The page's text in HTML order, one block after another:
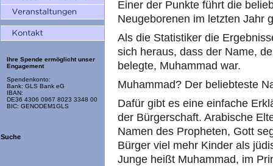
Ihre Spende ermöglicht unser
Engagement
Spendenkonto:
Bank: GLS Bank eG
IBAN:
DE36 4306 0967 8023 3348 00
BIC: GENODEM1GLS
Suche
Einer der Punkte führt die
Neugeborenen im letzten Jahr
Als die Statistiker die
sich heraus, dass der Name,
belegte, Muhammad war.
Muhammad? Der beliebteste
Dafür gibt es eine einfache
der Bürgerschaft. Arabische
Namen des Propheten, Gott
Bürger viel mehr Kinder als
Junge heißt Muhammad, im